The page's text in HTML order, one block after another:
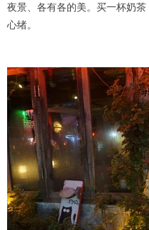
夜景、各有各的美。买一杯奶
心绪。